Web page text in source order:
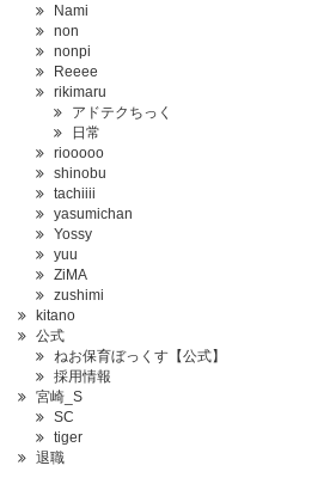
Nami
non
nonpi
Reeee
rikimaru
アドテクちっく
日常
riooooo
shinobu
tachiiii
yasumichan
Yossy
yuu
ZiMA
zushimi
kitano
公式
ねお保育ぼっくす【公式】
採用情報
宮崎_S
SC
tiger
退職